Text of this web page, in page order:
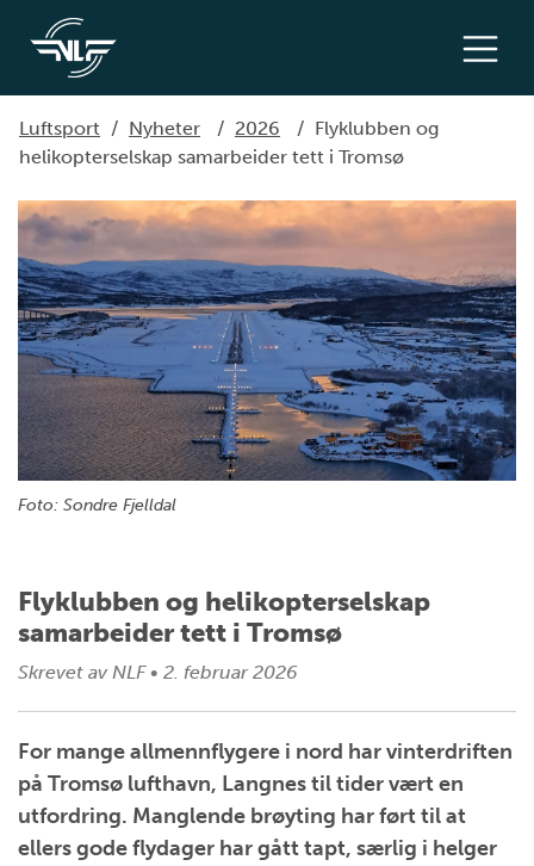
Luftsport / Nyheter / 2026 / Flyklubben og
helikopterselskap samarbeider tett i Tromsø
Foto: Sondre Fjelldal
Flyklubben og helikopterselskap
samarbeider tett i Tromsø
Skrevet av NLF • 2. februar 2026
For mange allmennflygere i nord har vinterdriften
på Tromsø lufthavn, Langnes til tider vært en
utfordring. Manglende brøyting har ført til at
ellers gode flydager har gått tapt, særlig i helger